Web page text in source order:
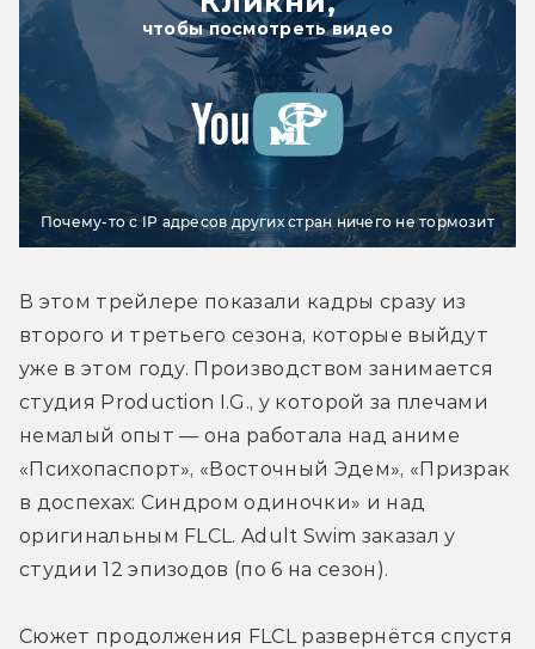
чтобы посмотреть видео
Почему-то с IP адресов других стран ничего не тормозит
В этом трейлере показали кадры сразу из
второго и третьего сезона, которые выйдут
уже в этом году. Производством занимается
студия Production I.G., у которой за плечами
немалый опыт — она работала над аниме
«Психопаспорт», «Восточный Эдем», «Призрак
в доспехах: Синдром одиночки» и над
оригинальным FLCL. Adult Swim заказал у
студии 12 эпизодов (по 6 на сезон).
Сюжет продолжения FLCL развернётся спустя